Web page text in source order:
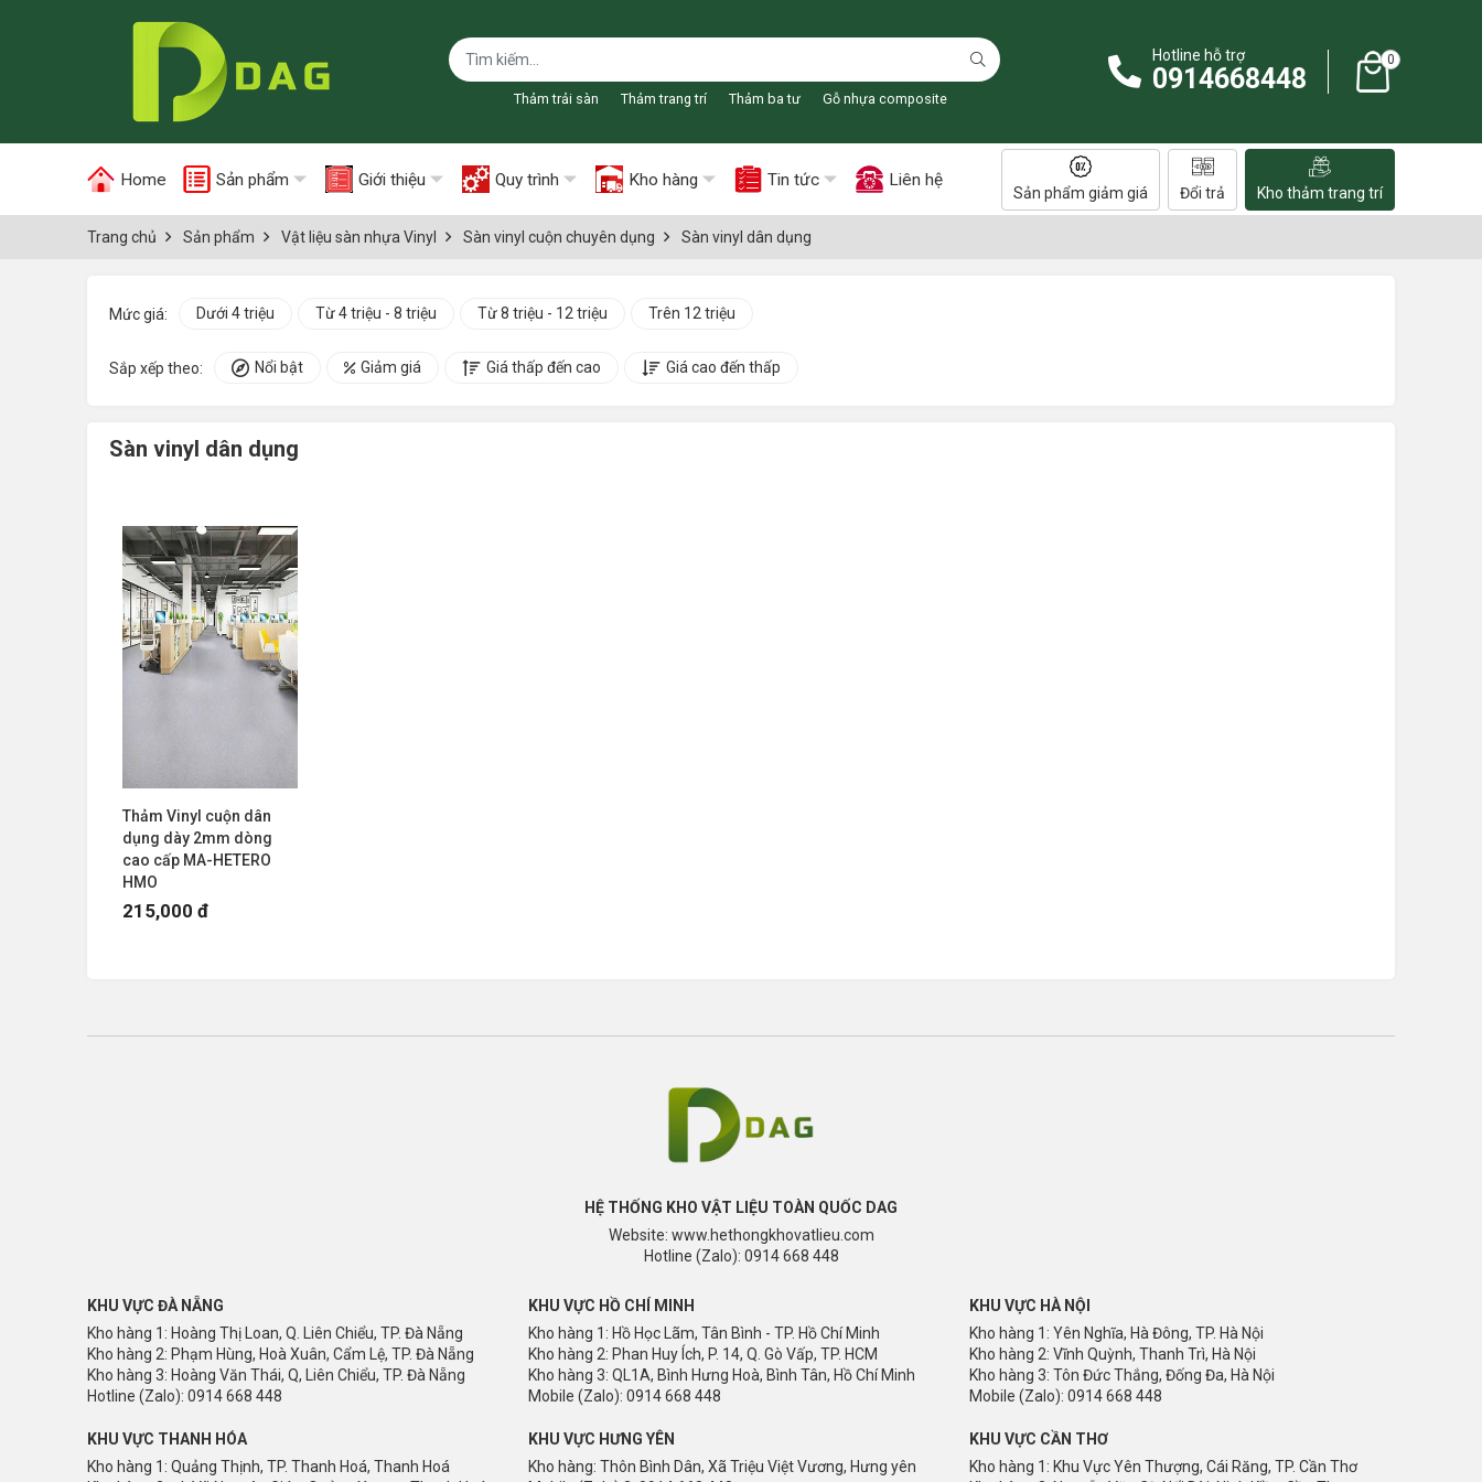
Thảm trải sàn Thảm trang trí Thảm ba tư Gỗ nhựa composite
Hotline hỗ trợ
0914668448
0
Home Sản phẩm Giới thiệu Quy trình Kho hàng Tin tức Liên hệ
Sản phẩm giảm giá Đổi trả Kho thảm trang trí
Trang chủ Sản phẩm Vật liệu sàn nhựa Vinyl Sàn vinyl cuộn chuyên dụng Sàn vinyl dân dụng
Mức giá: Dưới 4 triệu Từ 4 triệu - 8 triệu Từ 8 triệu - 12 triệu Trên 12 triệu
Sắp xếp theo: Nổi bật Giảm giá Giá thấp đến cao Giá cao đến thấp
Sàn vinyl dân dụng
Thảm Vinyl cuộn dân
dụng dày 2mm dòng
cao cấp MA-HETERO
HMO
215,000 đ
HỆ THỐNG KHO VẬT LIỆU TOÀN QUỐC DAG
Website: www.hethongkhovatlieu.com
Hotline (Zalo): 0914 668 448
KHU VỰC ĐÀ NẴNG
Kho hàng 1: Hoàng Thị Loan, Q. Liên Chiểu, TP. Đà Nẵng
Kho hàng 2: Phạm Hùng, Hoà Xuân, Cẩm Lệ, TP. Đà Nẵng
Kho hàng 3: Hoàng Văn Thái, Q, Liên Chiểu, TP. Đà Nẵng
Hotline (Zalo): 0914 668 448
KHU VỰC HỒ CHÍ MINH
Kho hàng 1: Hồ Học Lãm, Tân Bình - TP. Hồ Chí Minh
Kho hàng 2: Phan Huy Ích, P. 14, Q. Gò Vấp, TP. HCM
Kho hàng 3: QL1A, Bình Hưng Hoà, Bình Tân, Hồ Chí Minh
Mobile (Zalo): 0914 668 448
KHU VỰC HÀ NỘI
Kho hàng 1: Yên Nghĩa, Hà Đông, TP. Hà Nội
Kho hàng 2: Vĩnh Quỳnh, Thanh Trì, Hà Nội
Kho hàng 3: Tôn Đức Thắng, Đống Đa, Hà Nội
Mobile (Zalo): 0914 668 448
KHU VỰC THANH HÓA
Kho hàng 1: Quảng Thịnh, TP. Thanh Hoá, Thanh Hoá
KHU VỰC HƯNG YÊN
Kho hàng: Thôn Bình Dân, Xã Triệu Việt Vương, Hưng yên
KHU VỰC CẦN THƠ
Kho hàng 1: Khu Vực Yên Thượng, Cái Răng, TP. Cần Thơ